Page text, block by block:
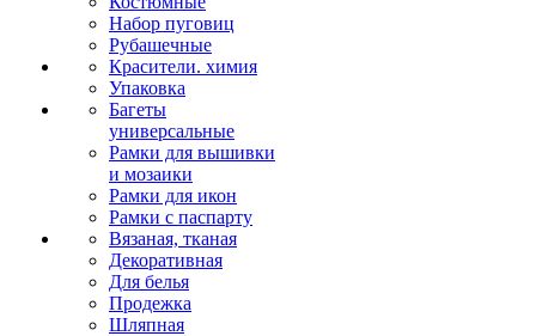
Набор пуговиц
Рубашечные
Красители. химия
Упаковка
Багеты
универсальные
Рамки для вышивки
и мозаики
Рамки для икон
Рамки с паспарту
Вязаная, тканая
Декоративная
Для белья
Продежка
Шляпная